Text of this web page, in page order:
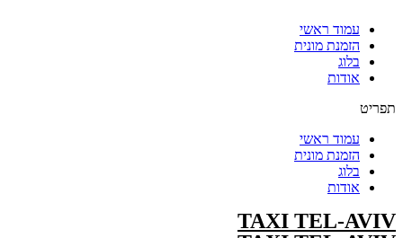
עמוד ראשי
הזמנת מונית
בלוג
אודות
תפריט
עמוד ראשי
הזמנת מונית
בלוג
אודות
TAXI TEL-AVIV